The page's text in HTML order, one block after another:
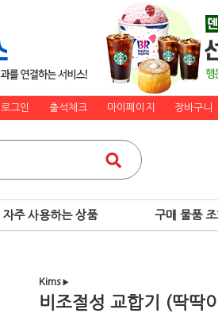
로그인 출석체크 마이페이지 장바구니
자주 사용하는 상품 구매 물품 조
Kims ▶
비조절성 교합기 (딱딱